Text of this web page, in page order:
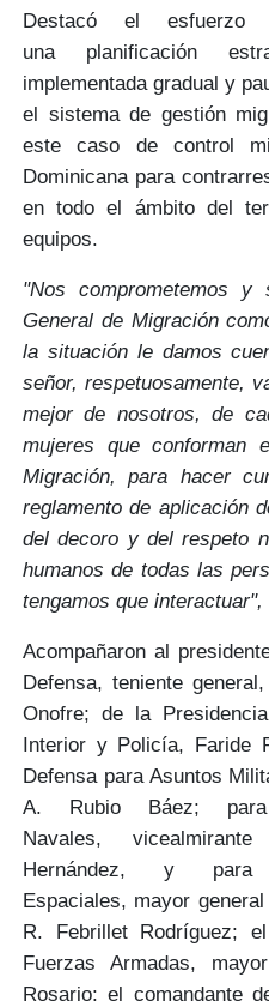
Destacó el
una planificación
implementada gradual y
el sistema de gestión
este caso de control
Dominicana para
en todo el ámbito del
equipos.
"Nos comprometemos y
General de Migración
la situación le damos
señor, respetuosamente,
mejor de nosotros, de
mujeres que conforman
Migración, para hacer
reglamento de aplicación
del decoro y del respeto
humanos de todas las
tengamos que interactuar",
Acompañaron al
Defensa,teniente
Onofre; de la
Interior y Policía, Faride
Defensa para Asuntos
A. Rubio Báez;
Navales,
Hernández, y para
Espaciales, mayor
R. Febrillet Rodríguez; el
Fuerzas Armadas,
Rosario; el comandante